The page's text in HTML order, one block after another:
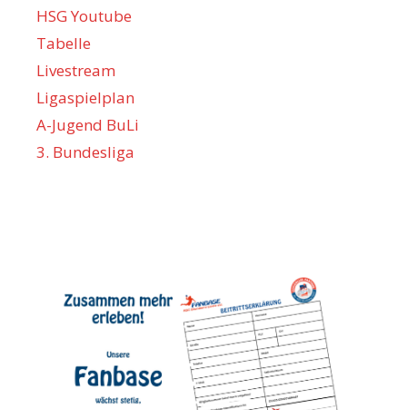
HSG Youtube
Tabelle
Livestream
Ligaspielplan
A-Jugend BuLi
3. Bundesliga